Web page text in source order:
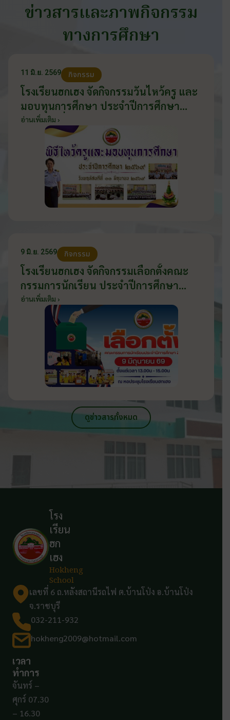
ข่าวสารและภาพกิจกรรม
ทางการศึกษา
11 มิ.ย. 2569 กิจกรรม
โรงเรียนฮกเฮง จัดกิจกรรมวันไหว้ครู และ
มอบทุนการศึกษา ประจำปีการศึกษา
2569 วันที่ 11 มิถุนายน 2569
อ่านเพิ่มเติม ›
9 มิ.ย. 2569 กิจกรรม
โรงเรียนฮกเฮง จัดกิจกรรมเลือกตั้งคณะ
กรรมการนักเรียน ประจำปีการศึกษา
2569 ส่งเสริมประชาธิปไตยในโรงเรียน
วันที่ 9 มิถุนายน 2569
อ่านเพิ่มเติม ›
ดูข่าวสารทั้งหมด
โรง
เรียน
ฮก
เฮง
Hokheng
School
เลขที่ 6 ถ.หลังสถานีรถไฟ ต.บ้านโป่ง อ.บ้านโป่ง
จ.ราชบุรี
032-211-932
hokheng2009@hotmail.com
เวลา
ทำการ
จันทร์ –
ศุกร์ 07.30
– 16.30